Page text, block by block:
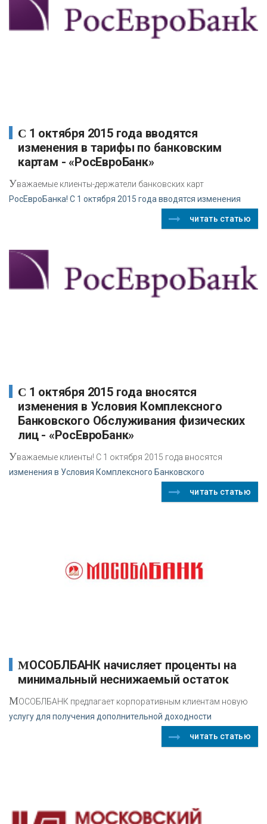
С 1 октября 2015 года вводятся
изменения в тарифы по банковским
картам - «РосЕвроБанк»
Уважаемые клиенты-держатели банковских карт
РосЕвроБанка! С 1 октября 2015 года вводятся изменения
читать статью
С 1 октября 2015 года вносятся
изменения в Условия Комплексного
Банковского Обслуживания физических
лиц - «РосЕвроБанк»
Уважаемые клиенты! С 1 октября 2015 года вносятся
изменения в Условия Комплексного Банковского
читать статью
МОСОБЛБАНК начисляет проценты на
минимальный неснижаемый остаток
МОСОБЛБАНК предлагает корпоративным клиентам новую
услугу для получения дополнительной доходности
читать статью